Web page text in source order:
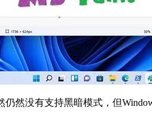
然没有支持黑暗模式，但